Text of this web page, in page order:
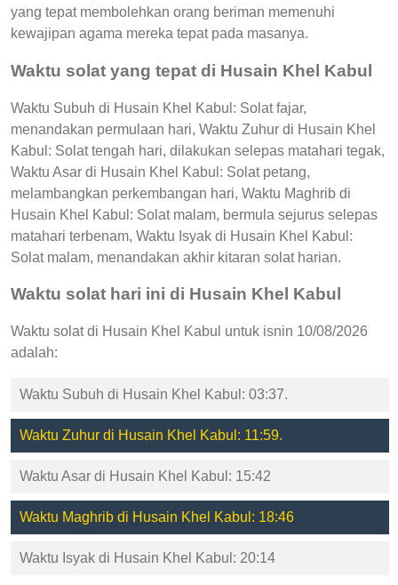
yang tepat membolehkan orang beriman memenuhi
kewajipan agama mereka tepat pada masanya.
Waktu solat yang tepat di Husain Khel Kabul
Waktu Subuh di Husain Khel Kabul: Solat fajar,
menandakan permulaan hari, Waktu Zuhur di Husain Khel
Kabul: Solat tengah hari, dilakukan selepas matahari tegak,
Waktu Asar di Husain Khel Kabul: Solat petang,
melambangkan perkembangan hari, Waktu Maghrib di
Husain Khel Kabul: Solat malam, bermula sejurus selepas
matahari terbenam, Waktu Isyak di Husain Khel Kabul:
Solat malam, menandakan akhir kitaran solat harian.
Waktu solat hari ini di Husain Khel Kabul
Waktu solat di Husain Khel Kabul untuk isnin 10/08/2026
adalah:
Waktu Subuh di Husain Khel Kabul: 03:37.
Waktu Zuhur di Husain Khel Kabul: 11:59.
Waktu Asar di Husain Khel Kabul: 15:42
Waktu Maghrib di Husain Khel Kabul: 18:46
Waktu Isyak di Husain Khel Kabul: 20:14